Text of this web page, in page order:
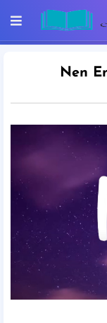
Nen